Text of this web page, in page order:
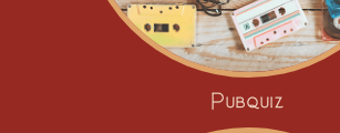
Pubquiz